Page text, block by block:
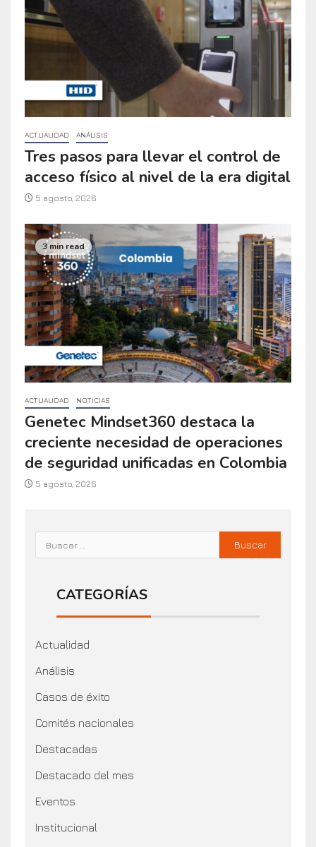
ACTUALIDAD ANÁLISIS
Tres pasos para llevar el control de
acceso físico al nivel de la era digital
5 agosto, 2026
3 min read
ACTUALIDAD NOTICIAS
Genetec Mindset360 destaca la
creciente necesidad de operaciones
de seguridad unificadas en Colombia
5 agosto, 2026
CATEGORÍAS
Actualidad
Análisis
Casos de éxito
Comités nacionales
Destacadas
Destacado del mes
Eventos
Institucional